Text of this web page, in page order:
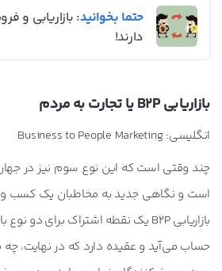
حتما بخوانید: بازاریابی و
دارند!
بازاریابی B2P یا تجارت به مردم
انگلیسی: Business to People Marketing
چند وقتی است که این نوع سوم نیز در
است و نگاهی جدید به مخاطبان یک کسب و
حساب می‌آید و عقیده دارد که در نهایت،